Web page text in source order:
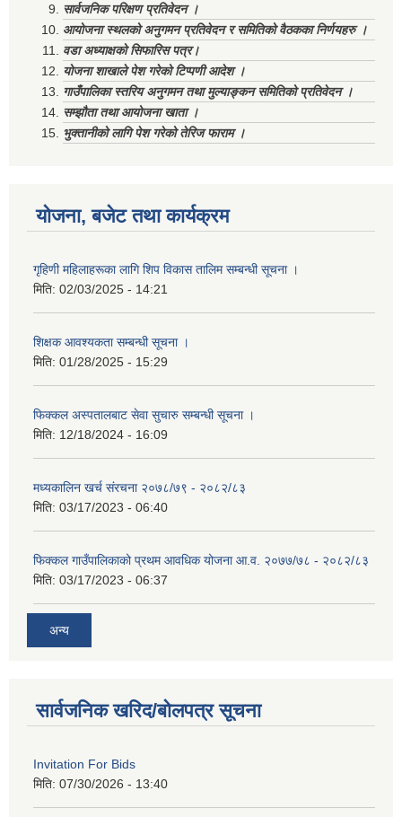
सार्वजनिक परिक्षण प्रतिवेदन ।
आयोजना स्थलको अनुगमन प्रतिवेदन र समितिको वैठकका निर्णयहरु ।
वडा अध्याक्षको सिफारिस पत्र।
योजना शाखाले पेश गरेको टिप्पणी आदेश ।
गाउँपालिका स्तरिय अनुगमन तथा मुल्याङ्कन समितिको प्रतिवेदन ।
सम्झौता तथा आयोजना खाता ।
भुक्तानीको लागि पेश गरेको तेरिज फाराम ।
योजना, बजेट तथा कार्यक्रम
गृहिणी महिलाहरूका लागि शिप विकास तालिम सम्बन्धी सूचना ‌।
मिति: 02/03/2025 - 14:21
शिक्षक आवश्यकता सम्बन्धी सूचना ।
मिति: 01/28/2025 - 15:29
फिक्कल अस्पतालबाट सेवा सुचारु सम्बन्धी सूचना ।
मिति: 12/18/2024 - 16:09
मध्यकालिन खर्च संरचना २०७८/७९ - २०८२/८३
मिति: 03/17/2023 - 06:40
फिक्कल गाउँपालिकाको प्रथम आवधिक योजना आ.व. २०७७/७८ - २०८२/८३
मिति: 03/17/2023 - 06:37
अन्य
सार्वजनिक खरिद/बोलपत्र सूचना
Invitation For Bids
मिति: 07/30/2026 - 13:40